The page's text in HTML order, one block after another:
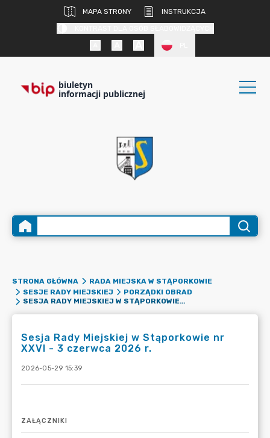
MAPA STRONY
INSTRUKCJA
biuletyn
informacji publicznej
STRONA GŁÓWNA
RADA MIEJSKA W STĄPORKOWIE
SESJE RADY MIEJSKIEJ
PORZĄDKI OBRAD
SESJA RADY MIEJSKIEJ W STĄPORKOWIE NR XXVI - 3 CZERWCA 2026 R.
Sesja Rady Miejskiej w Stąporkowie nr
XXVI - 3 czerwca 2026 r.
2026-05-29 15:39
ZAŁĄCZNIKI